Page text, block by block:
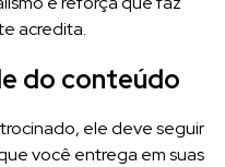
acredita.
do conteúdo
ele deve seguir
você entrega em suas